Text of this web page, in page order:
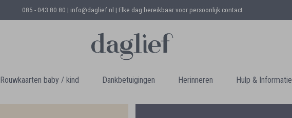
085 - 043 80 80 | info@daglief.nl | Elke dag bereikbaar voor persoonlijk contact
Rouwkaarten baby / kind Dankbetuigingen Herinneren Hulp & Informatie